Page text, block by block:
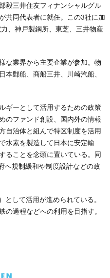
毅三井住友フィナンシャルグル
共同代表者に就任。この3社に加
、神戸製鋼所、東芝、三井物産
な業界から主要企業が参加。物
本郵船、商船三井、川崎汽船、
ギーとして活用するための政策
のファンド創設、国内外の情報
自治体と組んで特区制度を活用
水素を製造して日本に安定輸
ることを念頭に置いている。同
へ規制緩和や制度設計などの政
して活用が進められている。
の過程などへの利用を目指す。